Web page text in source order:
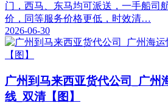
门，西马、东马均可派送，一手船司
价，同等服务价格更低，时效清…
2026-06-30
广州到马来西亚货代公司_广州
线_双清【图】